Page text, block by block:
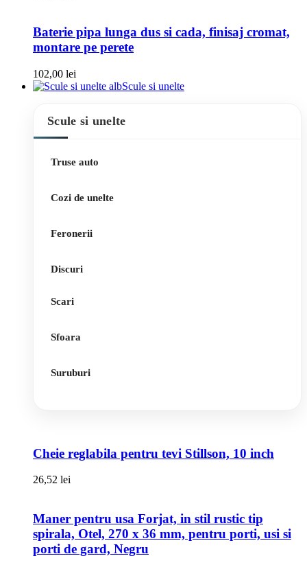
Baterie pipa lunga dus si cada, finisaj cromat,
montare pe perete
102,00 lei
Scule si unelte
Scule si unelte
Truse auto
Cozi de unelte
Feronerii
Discuri
Scari
Sfoara
Suruburi
Cheie reglabila pentru tevi Stillson, 10 inch
26,52 lei
Maner pentru usa Forjat, in stil rustic tip
spirala, Otel, 270 x 36 mm, pentru porti, usi si
porti de gard, Negru